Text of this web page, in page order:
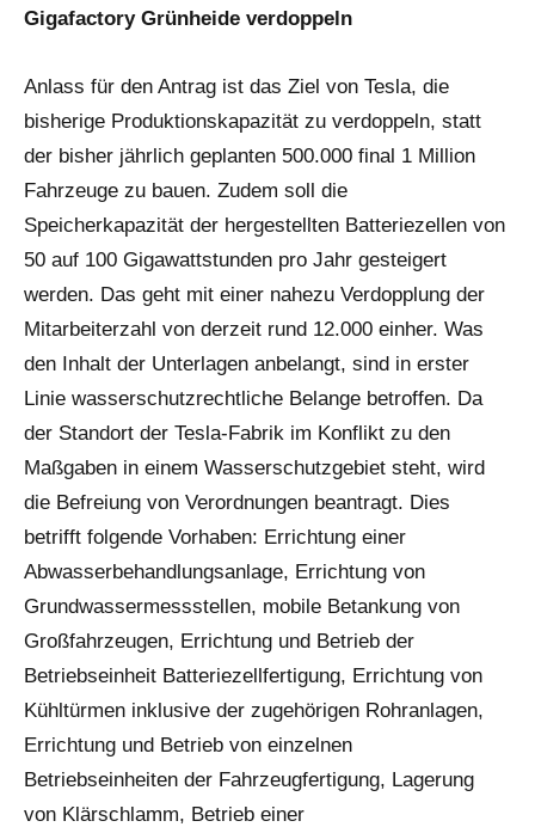
Gigafactory Grünheide verdoppeln
Anlass für den Antrag ist das Ziel von Tesla, die
bisherige Produktionskapazität zu verdoppeln, statt
der bisher jährlich geplanten 500.000 final 1 Million
Fahrzeuge zu bauen. Zudem soll die
Speicherkapazität der hergestellten Batteriezellen von
50 auf 100 Gigawattstunden pro Jahr gesteigert
werden. Das geht mit einer nahezu Verdopplung der
Mitarbeiterzahl von derzeit rund 12.000 einher. Was
den Inhalt der Unterlagen anbelangt, sind in erster
Linie wasserschutzrechtliche Belange betroffen. Da
der Standort der Tesla-Fabrik im Konflikt zu den
Maßgaben in einem Wasserschutzgebiet steht, wird
die Befreiung von Verordnungen beantragt. Dies
betrifft folgende Vorhaben: Errichtung einer
Abwasserbehandlungsanlage, Errichtung von
Grundwassermessstellen, mobile Betankung von
Großfahrzeugen, Errichtung und Betrieb der
Betriebseinheit Batteriezellfertigung, Errichtung von
Kühltürmen inklusive der zugehörigen Rohranlagen,
Errichtung und Betrieb von einzelnen
Betriebseinheiten der Fahrzeugfertigung, Lagerung
von Klärschlamm, Betrieb einer